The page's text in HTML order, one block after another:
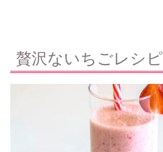
贅沢ないちごレシピ